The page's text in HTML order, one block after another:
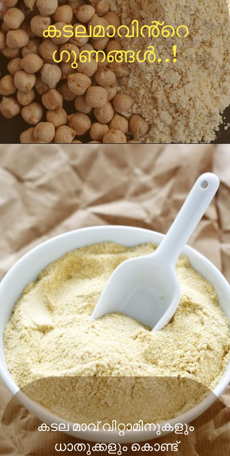
കടലമാവിൻ്റെ
ഗുണങ്ങൾ..!
കടല മാവ് വിറ്റാമിനുകളും
ധാതുക്കളും കൊണ്ട്